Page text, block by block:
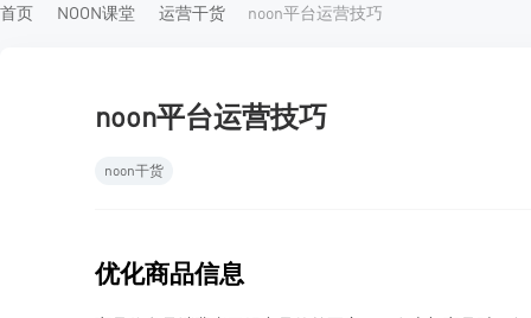
首页 NOON课堂 运营干货 noon平台运营技巧
noon平台运营技巧
noon干货